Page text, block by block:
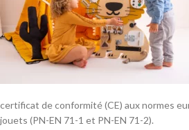
certificat de conformité (CE) aux normes
jouets (PN-EN 71-1 et PN-EN 71-2).